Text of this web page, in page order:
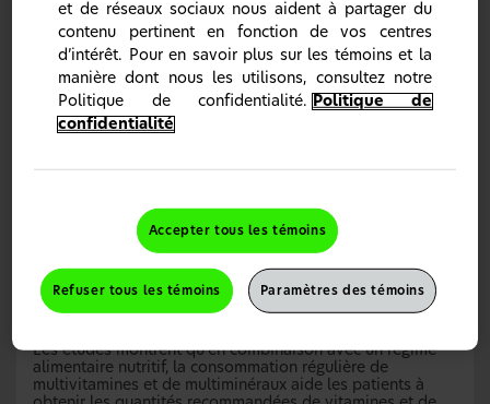
Quand faut-il envisager de consommer des
multivitamines?
Une alimentation équilibrée et les portions
recommandées de tous les groupes alimentaires devraient
micronutriments.3,4Cependant, certaines personnes
diététiques des experts, et parfois, malgré leurs bonnes
habitudes alimentaires, les gens n’obtiennent pas les
apports suggérés pour une variété de vitamines et de
carences en nutriments qui se traduisent souvent par un
état de santé et de bien-être sous-optimal et qui peuvent
contribuer au développement de maladies chroniques.
Les études montrent qu’en combinaison avec un régime
alimentaire nutritif, la consommation régulière de
multivitamines et de multiminéraux aide les patients à
et de réseaux sociaux nous aident à partager du
contenu pertinent en fonction de vos centres
d’intérêt. Pour en savoir plus sur les témoins et la
manière dont nous les utilisons, consultez notre
Politique de confidentialité.
Politique de
confidentialité
Accepter tous les témoins
Refuser tous les témoins Paramètres des témoins